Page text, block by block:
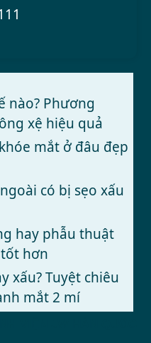
nào? Phương
xệ hiệu quả
mắt ở đâu đẹp
có bị sẹo xấu
hay phẫu thuật
hơn
xấu? Tuyệt chiêu
mắt 2 mí